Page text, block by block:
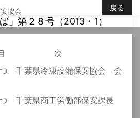
協会
戻る
」第２８号（2013・1）
次
つ 千葉県冷凍設備保安協会 会
千葉県商工労働部保安課長